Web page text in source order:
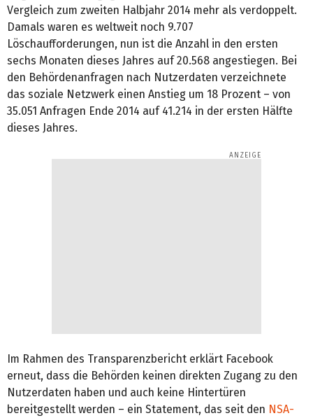
Vergleich zum zweiten Halbjahr 2014 mehr als verdoppelt.
Damals waren es weltweit noch 9.707
Löschaufforderungen, nun ist die Anzahl in den ersten
sechs Monaten dieses Jahres auf 20.568 angestiegen. Bei
den Behördenanfragen nach Nutzerdaten verzeichnete
das soziale Netzwerk einen Anstieg um 18 Prozent – von
35.051 Anfragen Ende 2014 auf 41.214 in der ersten Hälfte
dieses Jahres.
Im Rahmen des Transparenzbericht erklärt Facebook
erneut, dass die Behörden keinen direkten Zugang zu den
Nutzerdaten haben und auch keine Hintertüren
bereitgestellt werden – ein Statement, das seit den NSA-